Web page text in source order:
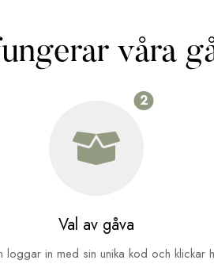
våra
2
Val av gåva
loggar in med sin unika kod och klickar